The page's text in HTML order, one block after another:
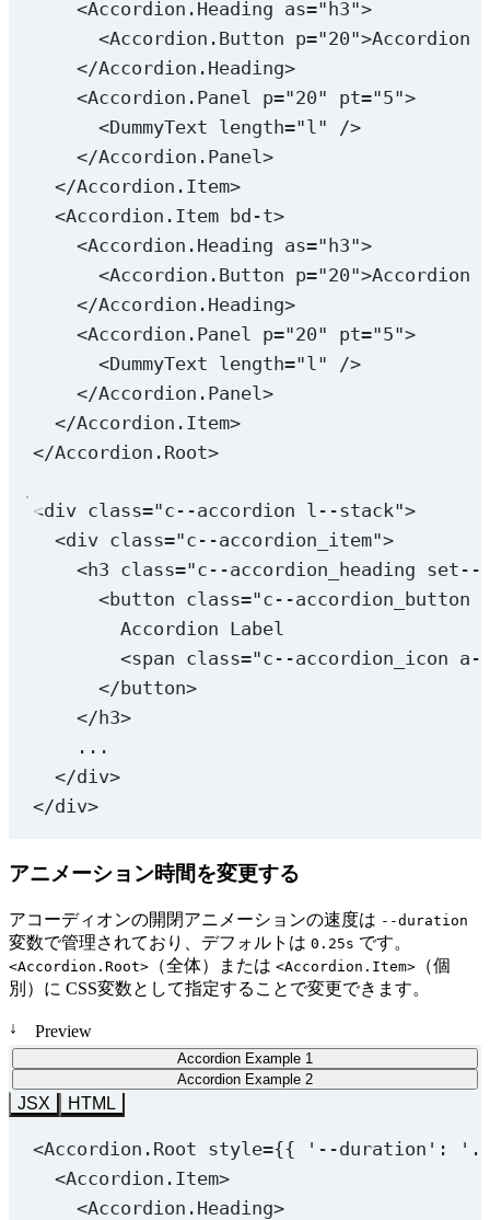
<Accordion.Heading as="h3">
<Accordion.Button p="20">Accordion
</Accordion.Heading>
<Accordion.Panel p="20" pt="5">
<DummyText length="l" />
</Accordion.Panel>
</Accordion.Item>
<Accordion.Item bd-t>
<Accordion.Heading as="h3">
<Accordion.Button p="20">Accordion
</Accordion.Heading>
<Accordion.Panel p="20" pt="5">
<DummyText length="l" />
</Accordion.Panel>
</Accordion.Item>
</Accordion.Root>
<div class="c--accordion l--stack">
<div class="c--accordion_item">
<h3 class="c--accordion_heading
<button class="c--
Accordion Label
<span class="c--accordion_icon
</ button>
</ h3>
...
</div>
</div>
アニメーション時間を変更する
アコーディオンの開閉アニメーションの速度は --duration
変数で管理されており、デフォルトは 0.25s です。
<Accordion.Root> （全体）または <Accordion.Item> （個
別）に CSS変数として指定することで変更できます。
↓ Preview
Accordion Example 1
Accordion Example 2
JSX HTML
<Accordion.Root style={{ ' --duration ' :
<Accordion.Item>
<Accordion.Heading>